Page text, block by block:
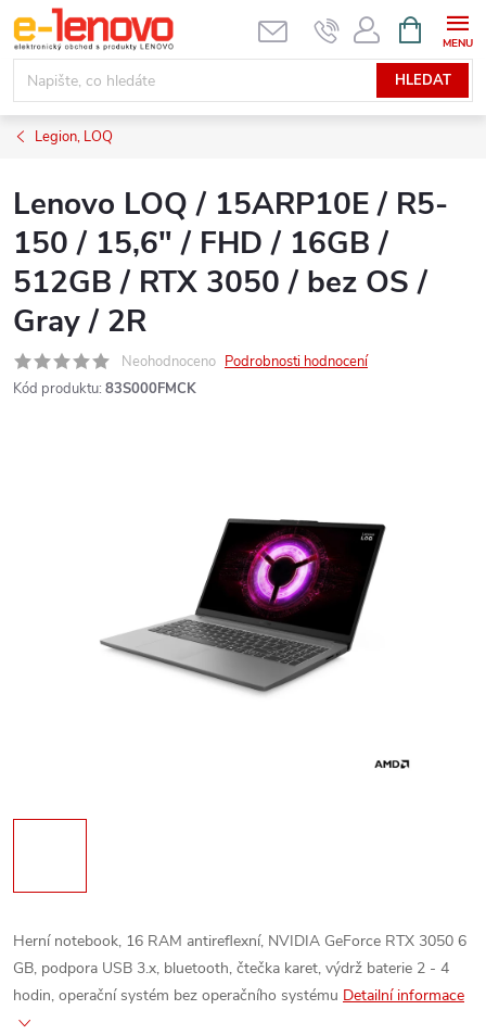
Přejít
na
obsah
HLEDAT
NÁKUPNÍ
KOŠÍK
Legion, LOQ
Lenovo LOQ / 15ARP10E / R5-
150 / 15,6" / FHD / 16GB /
512GB / RTX 3050 / bez OS /
Gray / 2R
Neohodnoceno Podrobnosti hodnocení
Kód produktu: 83S000FMCK
Herní notebook, 16 RAM antireflexní, NVIDIA GeForce RTX 3050 6
GB, podpora USB 3.x, bluetooth, čtečka karet, výdrž baterie 2 - 4
hodin, operační systém bez operačního systému Detailní informace